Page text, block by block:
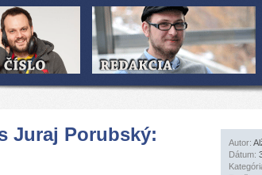
Juraj Porubský:
Autor:
Dátum: